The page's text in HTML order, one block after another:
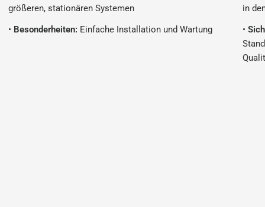
größeren, stationären Systemen
• Besonderheiten: Einfache Installation und Wartung
in
•